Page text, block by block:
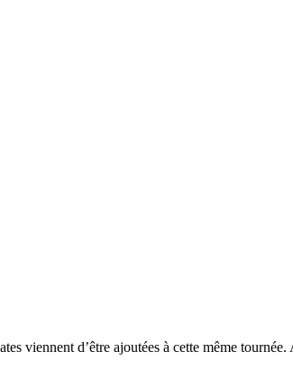
viennent d’être ajoutées à cette même